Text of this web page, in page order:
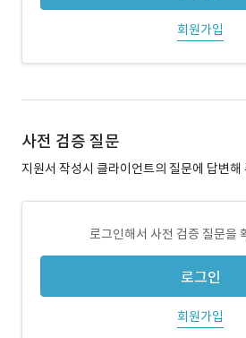
회원가입
사전 검증 질문
지원서 작성시 클라이언트의 질문에 답변해
로그인해서 사전 검증 질문을
로그인
회원가입